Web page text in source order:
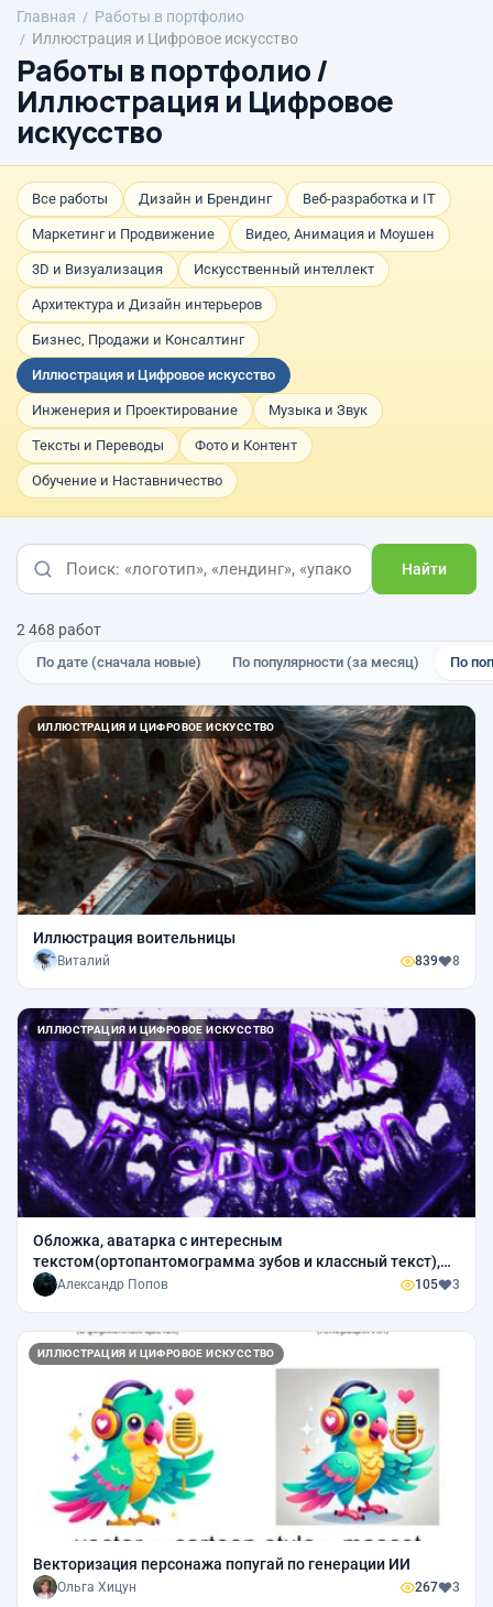
Главная
Работы в портфолио
Иллюстрация и Цифровое искусство
Работы в портфолио /
Иллюстрация и Цифровое
искусство
Все работы Дизайн и Брендинг Веб-разработка и IT
Маркетинг и Продвижение Видео, Анимация и Моушен
3D и Визуализация Искусственный интеллект
Архитектура и Дизайн интерьеров
Бизнес, Продажи и Консалтинг
Иллюстрация и Цифровое искусство
Инженерия и Проектирование Музыка и Звук
Тексты и Переводы Фото и Контент
Обучение и Наставничество
Найти
2 468 работ
По дате (сначала новые) По популярности (за месяц) По
ИЛЛЮСТРАЦИЯ И ЦИФРОВОЕ ИСКУССТВО
Иллюстрация воительницы
Виталий 839 8
ИЛЛЮСТРАЦИЯ И ЦИФРОВОЕ ИСКУССТВО
Обложка, аватарка с интересным
текстом(ортопантомограмма зубов и классный текст),
также другие работы для того же друга
Александр Попов 105 3
ИЛЛЮСТРАЦИЯ И ЦИФРОВОЕ ИСКУССТВО
Векторизация персонажа попугай по генерации ИИ
Ольга Хицун 267 3